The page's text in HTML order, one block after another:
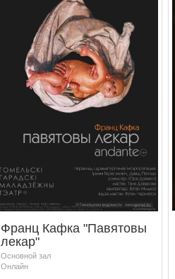
Франц Кафка "Павятовы
лекар"
Основной зал
Онлайн